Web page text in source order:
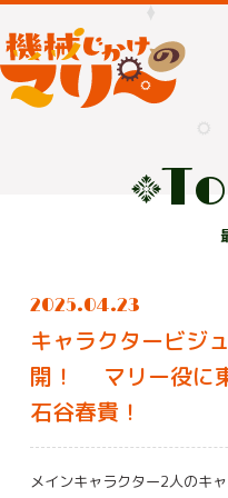
2025.04.23
キャラクタービジ
開！ マリー役に
石谷春貴！
メインキャラクター2人のキ